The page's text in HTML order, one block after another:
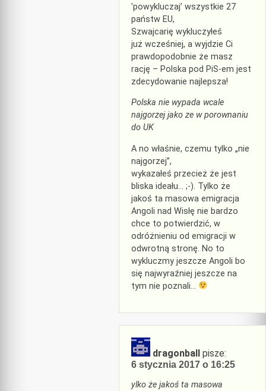
'powykluczaj’ wszystkie 27
państw EU,
Szwajcarię wykluczyłeś
już wcześniej, a wyjdzie Ci
prawdopodobnie że masz
rację – Polska pod PiS-em jest
zdecydowanie najlepsza!
Polska nie wypada wcale
najgorzej jako ze w porownaniu
do UK
A no właśnie, czemu tylko „nie
najgorzej”,
wykazałeś przecież że jest
bliska ideału… ;-). Tylko że
jakoś ta masowa emigracja
Angoli nad Wisłę nie bardzo
chce to potwierdzić, w
odróżnieniu od emigracji w
odwrotną stronę. No to
wykluczmy jeszcze Angoli bo
się najwyraźniej jeszcze na
tym nie poznali…
dragonball pisze:
6 stycznia 2017 o 16:25
ylko że jakoś ta masowa